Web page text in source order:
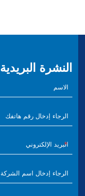
النشرة البريدية